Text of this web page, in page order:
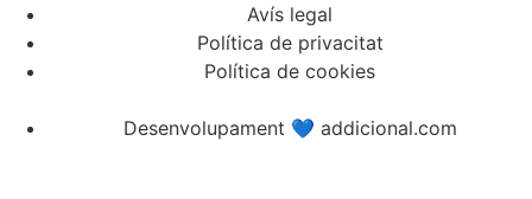
Avís legal
Política de privacitat
Política de cookies
Desenvolupament 💙 addicional.com